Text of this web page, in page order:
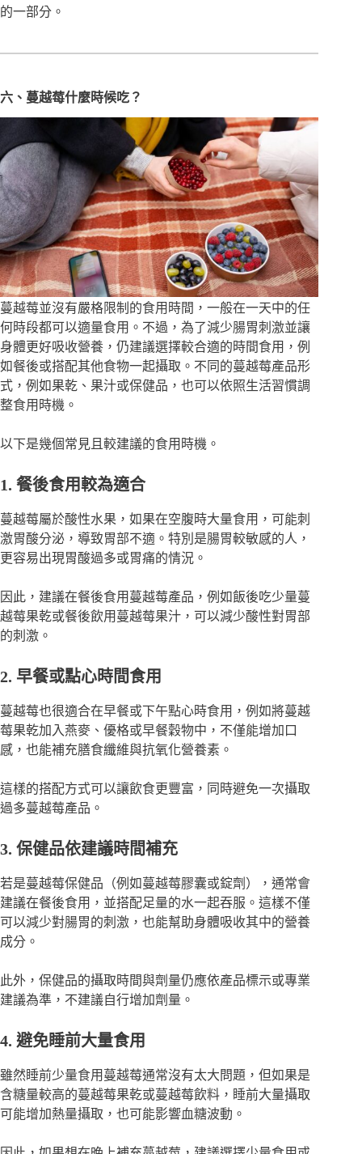
的一部分。
六、蔓越莓什麼時候吃？
蔓越莓並沒有嚴格限制的食用時間，一般在一天中的任
何時段都可以適量食用。不過，為了減少腸胃刺激並讓
身體更好吸收營養，仍建議選擇較合適的時間食用，例
如餐後或搭配其他食物一起攝取。不同的蔓越莓產品形
式，例如果乾、果汁或保健品，也可以依照生活習慣調
整食用時機。
以下是幾個常見且較建議的食用時機。
1. 餐後食用較為適合
蔓越莓屬於酸性水果，如果在空腹時大量食用，可能刺
激胃酸分泌，導致胃部不適。特別是腸胃較敏感的人，
更容易出現胃酸過多或胃痛的情況。
因此，建議在餐後食用蔓越莓產品，例如飯後吃少量蔓
越莓果乾或餐後飲用蔓越莓果汁，可以減少酸性對胃部
的刺激。
2. 早餐或點心時間食用
蔓越莓也很適合在早餐或下午點心時食用，例如將蔓越
莓果乾加入燕麥、優格或早餐穀物中，不僅能增加口
感，也能補充膳食纖維與抗氧化營養素。
這樣的搭配方式可以讓飲食更豐富，同時避免一次攝取
過多蔓越莓產品。
3. 保健品依建議時間補充
若是蔓越莓保健品（例如蔓越莓膠囊或錠劑），通常會
建議在餐後食用，並搭配足量的水一起吞服。這樣不僅
可以減少對腸胃的刺激，也能幫助身體吸收其中的營養
成分。
此外，保健品的攝取時間與劑量仍應依產品標示或專業
建議為準，不建議自行增加劑量。
4. 避免睡前大量食用
雖然睡前少量食用蔓越莓通常沒有太大問題，但如果是
含糖量較高的蔓越莓果乾或蔓越莓飲料，睡前大量攝取
可能增加熱量攝取，也可能影響血糖波動。